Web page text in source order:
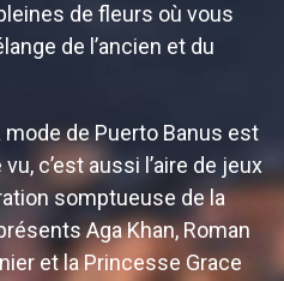
de fleurs où vous
de l’ancien et du
mode de Puerto Banus est
c’est aussi l’aire de jeux
somptueuse de la
Aga Khan, Roman
et la Princesse Grace